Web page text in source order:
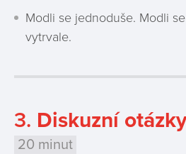
Modli se jednoduše. Modli
vytrvale.
3. Diskuzní otázky
20 minut